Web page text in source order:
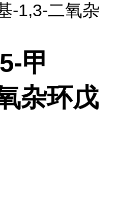
-1,3-二氧杂
甲
杂环戊